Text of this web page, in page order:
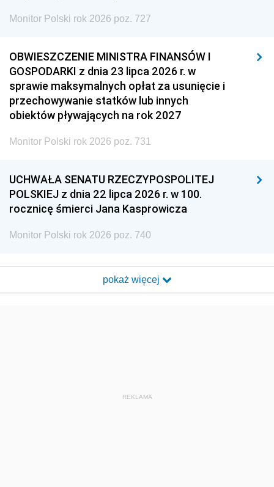
Monitor Polski rok 2026 poz. 727
OBWIESZCZENIE MINISTRA FINANSÓW I
GOSPODARKI z dnia 23 lipca 2026 r. w
sprawie maksymalnych opłat za usunięcie i
przechowywanie statków lub innych
obiektów pływających na rok 2027
Monitor Polski rok 2026 poz. 731
UCHWAŁA SENATU RZECZYPOSPOLITEJ
POLSKIEJ z dnia 22 lipca 2026 r. w 100.
rocznicę śmierci Jana Kasprowicza
Monitor Polski rok 2026 poz. 740
pokaż więcej
REKLAMA